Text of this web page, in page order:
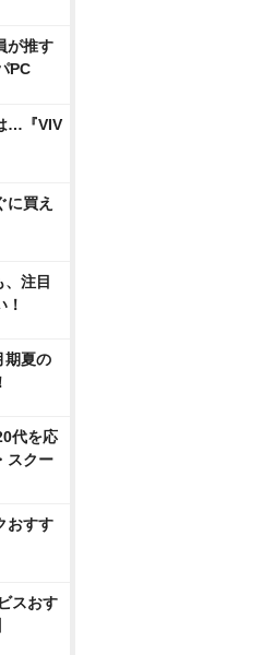
が推す
PC
…『VIV
に買え
注目
期夏の
代を応
スクー
おすす
スおす